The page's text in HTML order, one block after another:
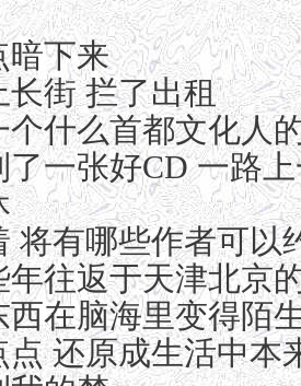
暗下来
长街 拦了出租
个什么首都文化人
了一张好CD 一路
将有哪些作者可以
年往返于天津北京
西在脑海里变得陌
点 还原成生活中本